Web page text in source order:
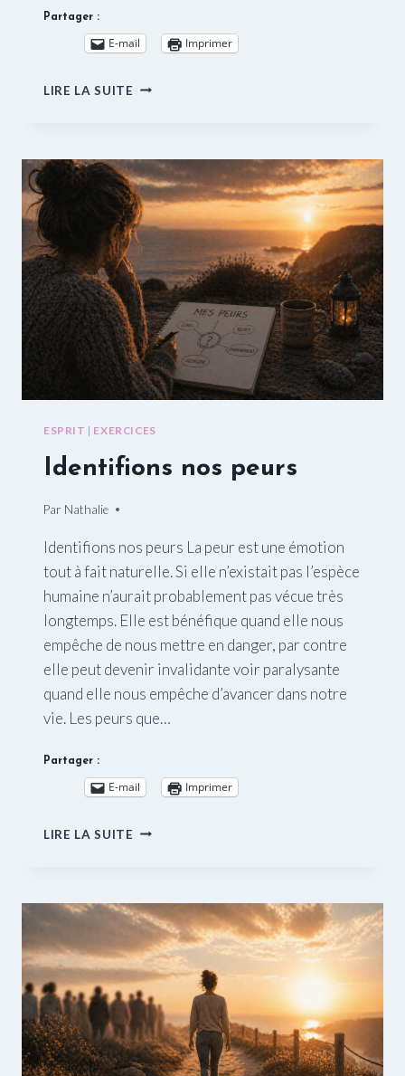
Partager :
E-mail Imprimer
LIRE LA SUITE COMMENT
ESPRIT | EXERCICES
Identifions nos peurs
Par Nathalie
24/04/2015
Identifions nos peurs La peur est une émotion
tout à fait naturelle. Si elle n’existait pas l’espèce
humaine n’aurait probablement pas vécue très
longtemps. Elle est bénéfique quand elle nous
empêche de nous mettre en danger, par contre
elle peut devenir invalidante voir paralysante
quand elle nous empêche d’avancer dans notre
vie. Les peurs que…
Partager :
E-mail Imprimer
LIRE LA SUITE IDENTIFIONS